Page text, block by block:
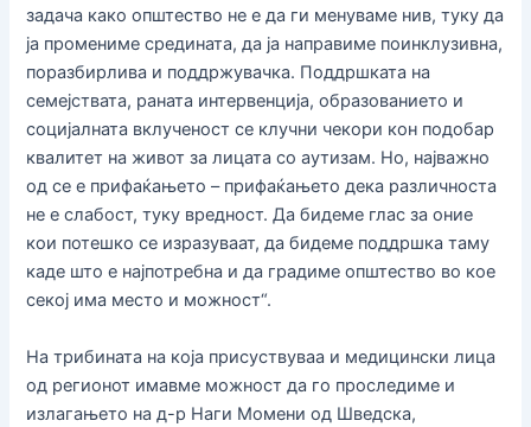
задача како општество не е да ги менуваме нив, туку да
ја промениме средината, да ја направиме поинклузивна,
поразбирлива и поддржувачка. Поддршката на
семејствата, раната интервенција, образованието и
социјалната вклученост се клучни чекори кон подобар
квалитет на живот за лицата со аутизам. Но, најважно
од се е прифаќањето – прифаќањето дека различноста
не е слабост, туку вредност. Да бидеме глас за оние
кои потешко се изразуваат, да бидеме поддршка таму
каде што е најпотребна и да градиме општество во кое
секој има место и можност“.
На трибината на која присуствуваа и медицински лица
од регионот имавме можност да го проследиме и
излагањето на д-р Наги Момени од Шведска,